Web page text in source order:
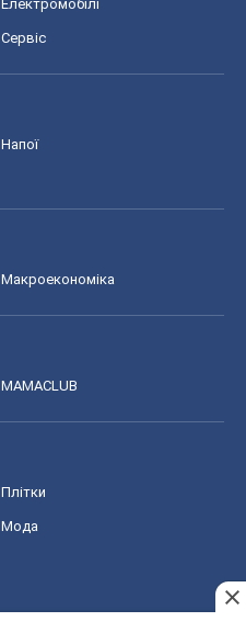
Електромобілі
Сервіс
Напої
Макроекономіка
MAMACLUB
Плітки
Мода